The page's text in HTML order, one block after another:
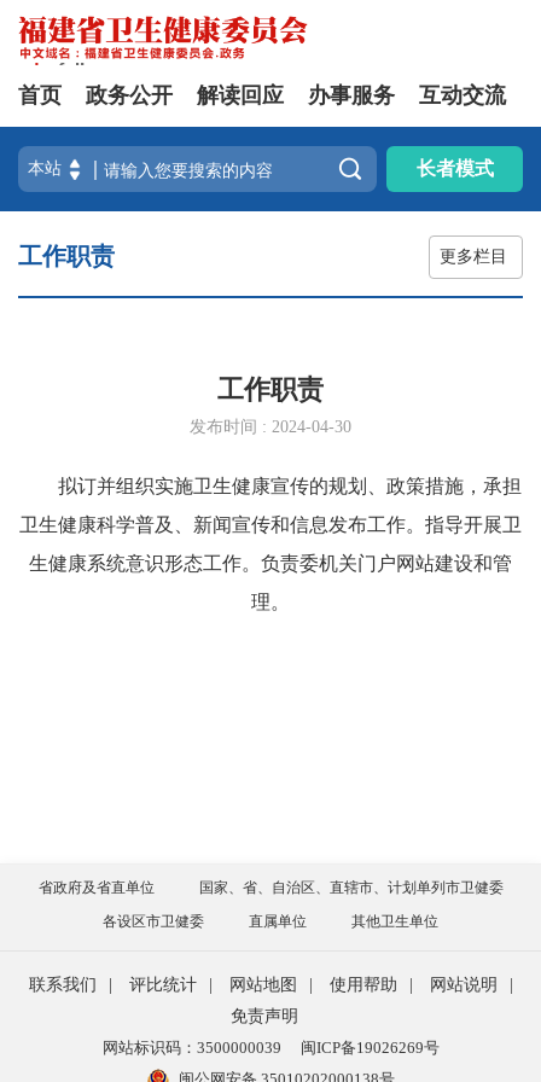
首页 政务公开 解读回应 办事服务 互动交流
 长者模式
工作职责 更多栏目
工作职责
发布时间 : 2024-04-30
拟订并组织实施卫生健康宣传的规划、政策措施，承担
卫生健康科学普及、新闻宣传和信息发布工作。指导开展卫
生健康系统意识形态工作。负责委机关门户网站建设和管
理。
省政府及省直单位
国家、省、自治区、直辖市、计划单列市卫健委
各设区市卫健委
直属单位 其他卫生单位
联系我们 评比统计 网站地图 使用帮助 网站说明
免责声明
网站标识码：3500000039
闽ICP备19026269号